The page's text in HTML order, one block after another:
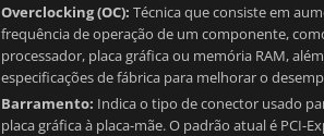
Overclocking (OC): Técnica que consiste em
frequência de operação de um componente,
processador, placa gráfica ou memória RAM,
especificações de fábrica para melhorar o
Barramento: Indica o tipo de conector usado
placa gráfica à placa-mãe. O padrão atual é PCI-